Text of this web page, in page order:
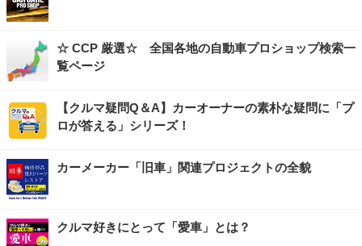
☆ CCP 厳選☆ 全国各地の自動車プロショップ検索一
覧ページ
【クルマ疑問Q＆A】カーオーナーの素朴な疑問に「プ
ロが答える」シリーズ！
カーメーカー「旧車」関連プロジェクトの全貌
クルマ好きにとって「愛車」とは？